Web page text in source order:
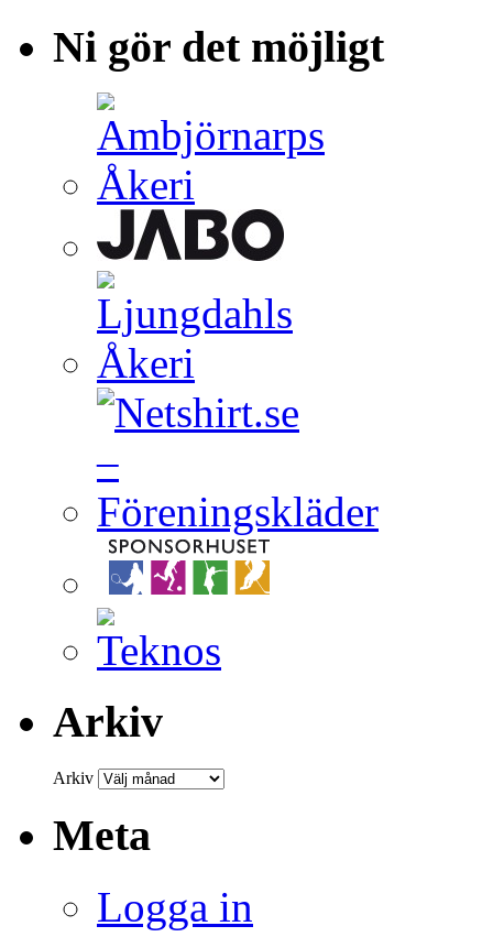
Ni gör det möjligt
Arkiv
Arkiv
Meta
Logga in